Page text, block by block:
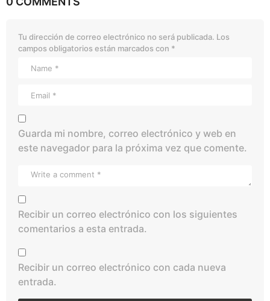
Tu dirección de correo electrónico no será publicada. Los
campos obligatorios están marcados con *
Guarda mi nombre, correo electrónico y web en
este navegador para la próxima vez que comente.
Recibir un correo electrónico con los siguientes
comentarios a esta entrada.
Recibir un correo electrónico con cada nueva
entrada.